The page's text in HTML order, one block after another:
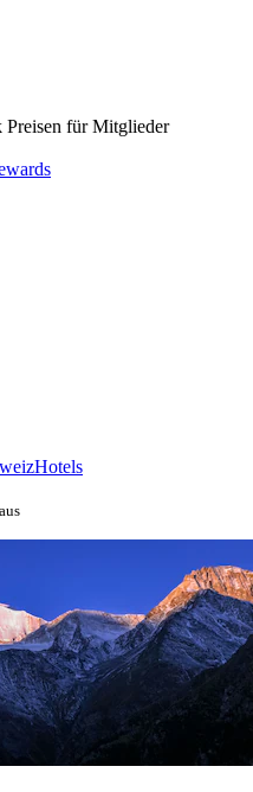
Preisen für Mitglieder
Hotels